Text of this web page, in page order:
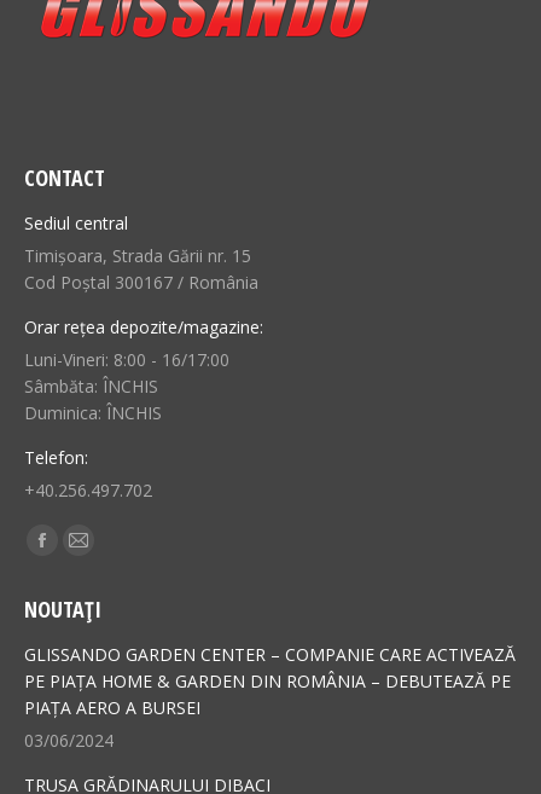
CONTACT
Sediul central
Timișoara, Strada Gării nr. 15
Cod Poștal 300167 / România
Orar rețea depozite/magazine:
Luni-Vineri: 8:00 - 16/17:00
Sâmbăta: ÎNCHIS
Duminica: ÎNCHIS
Telefon:
+40.256.497.702
Find us on:
Facebook
opens
in
new
window
Mail
opens
in
new
window
NOUTAȚI
GLISSANDO GARDEN CENTER – COMPANIE CARE ACTIVEAZĂ
PE PIAȚA HOME & GARDEN DIN ROMÂNIA – DEBUTEAZĂ PE
PIAȚA AERO A BURSEI
03/06/2024
TRUSA GRĂDINARULUI DIBACI